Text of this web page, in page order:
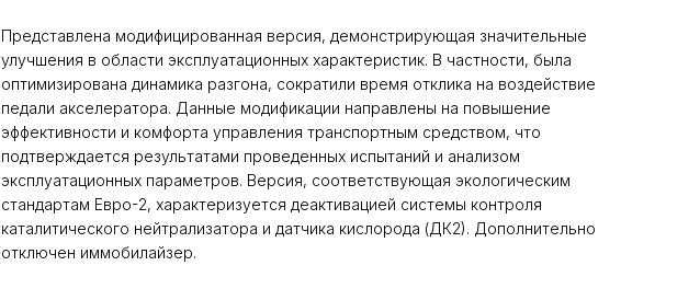
Представлена модифицированная версия, демонстрирующая значительные
улучшения в области эксплуатационных характеристик. В частности, была
оптимизирована динамика разгона, сократили время отклика на воздействие
педали акселератора. Данные модификации направлены на повышение
эффективности и комфорта управления транспортным средством, что
подтверждается результатами проведенных испытаний и анализом
эксплуатационных параметров. Версия, соответствующая экологическим
стандартам Евро-2, характеризуется деактивацией системы контроля
каталитического нейтрализатора и датчика кислорода (ДК2). Дополнительно
отключен иммобилайзер.